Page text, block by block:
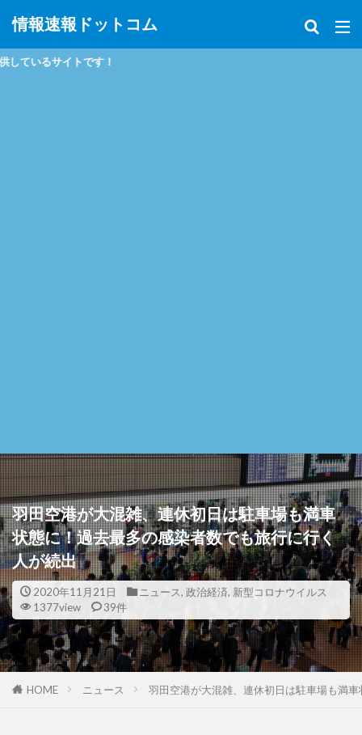
情報速報ドットコム
羽田空港が大混雑、連休初日は駐車場も満車
状態に！過去最多の感染者数でも旅行に行く
人が続出
2020年11月21日 ニュース, 政治経済, 新型コロナウイルス
1377view
39件
HOME ニュース 羽田空港が大混雑、連休初日は駐車場も満